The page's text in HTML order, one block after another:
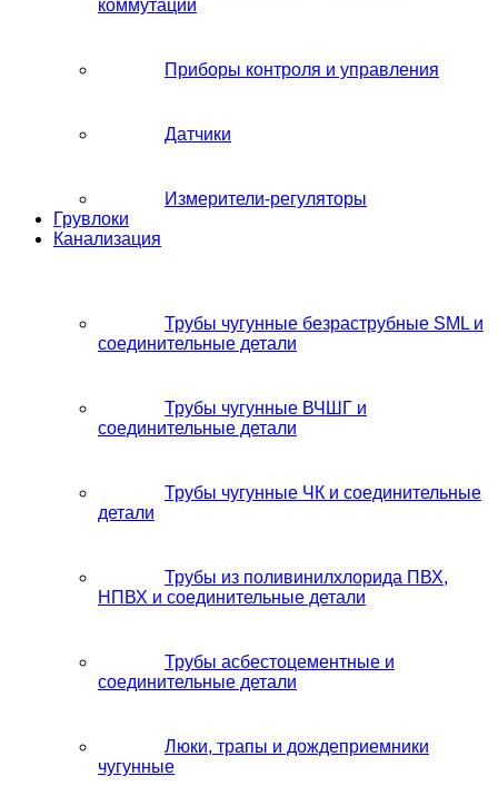
коммутации
Приборы контроля и управления
Датчики
Измерители-регуляторы
Грувлоки
Канализация
Трубы чугунные безраструбные SML и
соединительные детали
Трубы чугунные ВЧШГ и
соединительные детали
Трубы чугунные ЧК и соединительные
детали
Трубы из поливинилхлорида ПВХ,
НПВХ и соединительные детали
Трубы асбестоцементные и
соединительные детали
Люки, трапы и дождеприемники
чугунные